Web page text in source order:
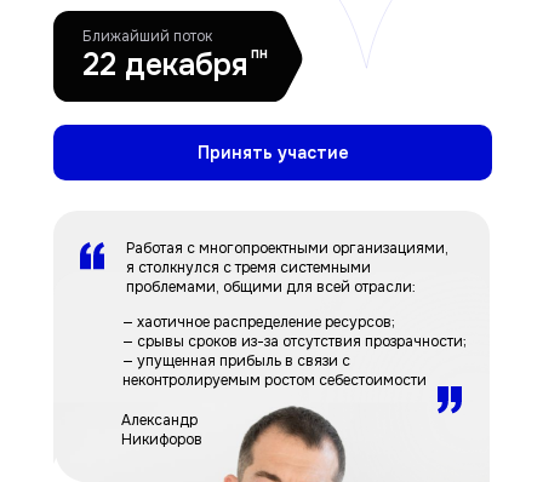
Принять участие
22 декабря пн
Ближайший поток
Александр
Никифоров
— хаотичное распределение ресурсов;
— срывы сроков из-за отсутствия прозрачности;
— упущенная прибыль в связи с
неконтролируемым ростом себестоимости
Работая с многопроектными организациями,
я столкнулся с тремя системными
проблемами, общими для всей отрасли: